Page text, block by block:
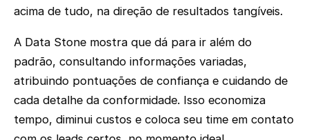
acima de tudo, na direção de resultados tangíveis.
A Data Stone mostra que dá para ir além do
padrão, consultando informações variadas,
atribuindo pontuações de confiança e cuidando de
cada detalhe da conformidade. Isso economiza
tempo, diminui custos e coloca seu time em contato